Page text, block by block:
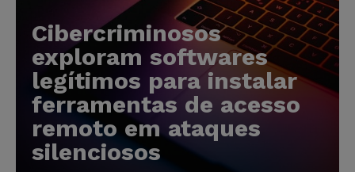
Cibercriminosos
exploram softwares
legítimos para instalar
ferramentas de acesso
remoto em ataques
silenciosos